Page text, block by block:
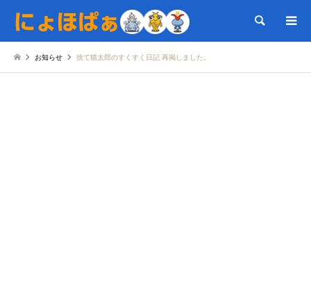
検索
お知らせ 捨て猫太郎のすくすく日記 再掲しました。